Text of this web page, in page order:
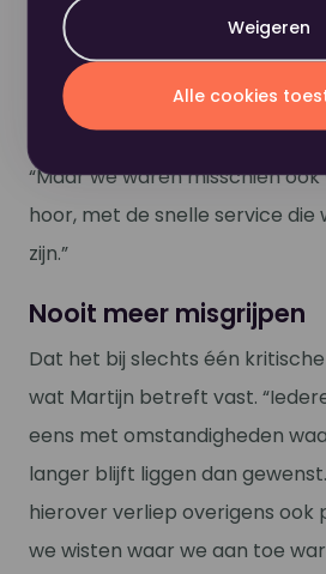
Weigeren
Alle cookies
instellingen niet automatisch
waardoor we even niet konden
de korte lijntjes en het directe
heeft dit voor Martijn toch iets
“Maar we waren misschien
hoor, met de snelle service die
zijn.”
Nooit meer misgrijpen
Dat het bij slechts één
wat Martijn betreft vast.
eens met omstandigheden
langer blijft liggen dan
hierover verliep overigens ook
we wisten waar we aan toe